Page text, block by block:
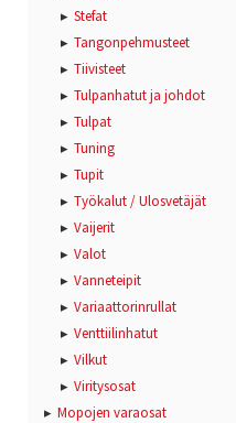
Stefat
Tangonpehmusteet
Tiivisteet
Tulpanhatut ja johdot
Tulpat
Tuning
Tupit
Työkalut / Ulosvetäjät
Vaijerit
Valot
Vanneteipit
Variaattorinrullat
Venttiilinhatut
Vilkut
Viritysosat
Mopojen varaosat